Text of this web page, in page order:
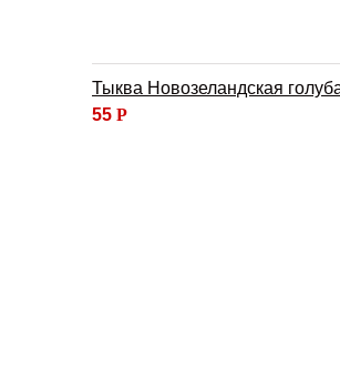
Тыква Новозеландская
55 Р